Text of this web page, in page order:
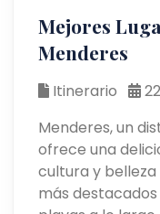
Mejores
Menderes
Itinerario
Menderes, un
ofrece una
cultura y belleza
más